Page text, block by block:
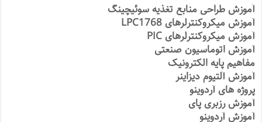
آموزش طراحی منابع تغذیه سوئیچینگ
آموزش میکروکنترلرهای LPC1768
آموزش میکروکنترلرهای PIC
آموزش اتوماسیون صنعتی
مفاهیم پایه الکترونیک
آموزش آلتیوم دیزاینر
پروژه های آردوینو
آموزش رزبری پای
آموزش آردوینو